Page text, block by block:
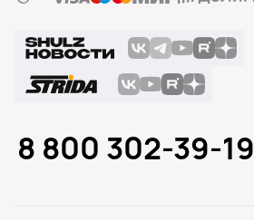
8 800 302-39-19